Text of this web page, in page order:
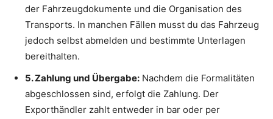
der Fahrzeugdokumente und die Organisation des
Transports. In manchen Fällen musst du das Fahrzeug
jedoch selbst abmelden und bestimmte Unterlagen
bereithalten.
5. Zahlung und Übergabe: Nachdem die Formalitäten
abgeschlossen sind, erfolgt die Zahlung. Der
Exporthändler zahlt entweder in bar oder per